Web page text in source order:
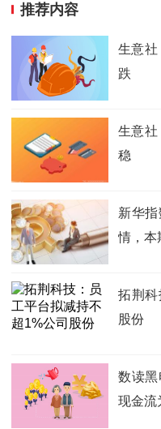
推荐内容
生意社
跌
生意社
稳
新华
情，本
拓荆科
股份
数读
现金流